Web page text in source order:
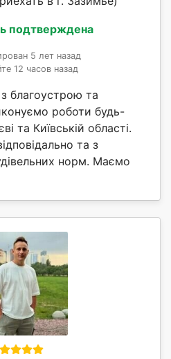
подтверждена
5 лет назад
12 часов назад
благоустрою та
роботи будь-
та Київській області.
та з
норм. Маємо